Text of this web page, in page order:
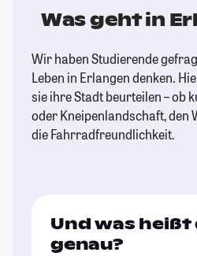
Was geht in
Wir haben Studierende
Leben in Erlangen denken.
sie ihre Stadt beurteilen – ob
oder Kneipenlandschaft, den
die Fahrradfreundlichkeit.
Und was heißt
genau?